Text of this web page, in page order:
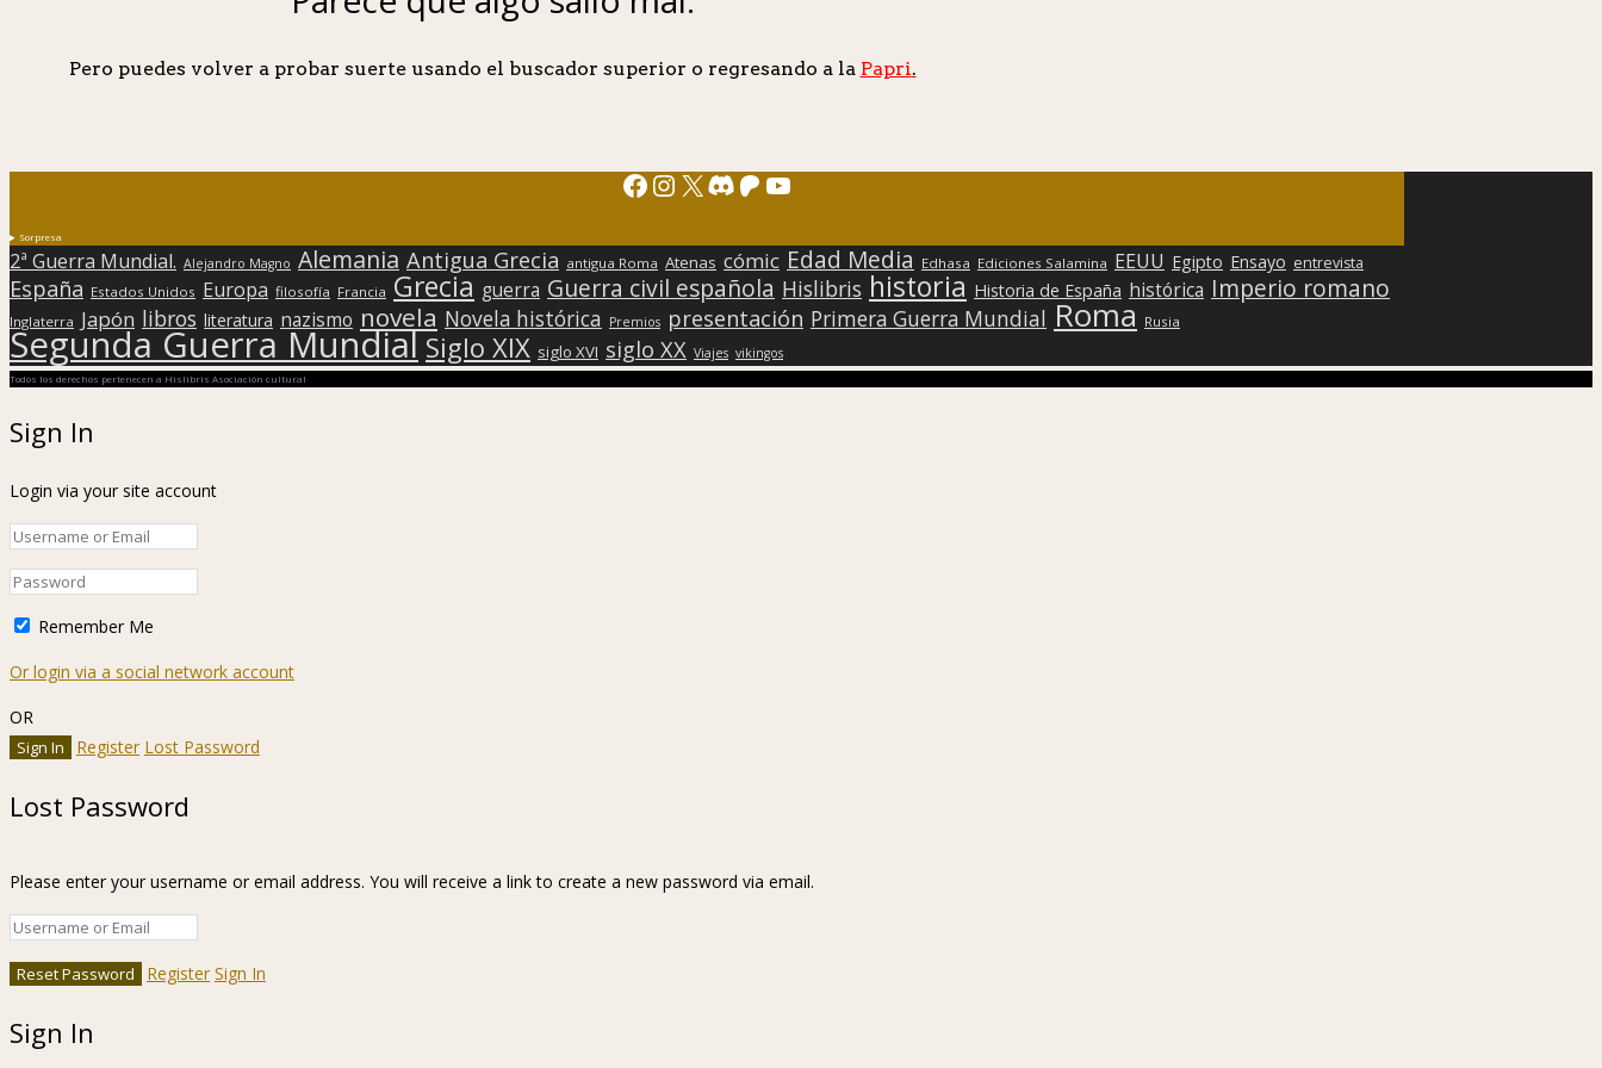
Pero puedes volver a probar suerte usando el buscador superior o regresando a la Papri.
Facebook
Instagram
X Discord
Patreon
YouTube
Sorpresa
2ª Guerra Mundial. Alejandro Magno Alemania Antigua Grecia antigua Roma Atenas cómic Edad Media Edhasa Ediciones Salamina EEUU Egipto Ensayo entrevista
España Estados Unidos Europa filosofía Francia Grecia guerra Guerra civil española Hislibris historia Historia de España histórica Imperio romano
Inglaterra Japón libros literatura nazismo novela Novela histórica Premios presentación Primera Guerra Mundial Roma Rusia
Segunda Guerra Mundial Siglo XIX siglo XVI siglo XX Viajes vikingos
Todos los derechos pertenecen a Hislibris Asociación cultural
Sign In
Login via your site account
Remember Me
Or login via a social network account
OR
Register Lost Password
Lost Password
Please enter your username or email address. You will receive a link to create a new password via email.
Register Sign In
Sign In